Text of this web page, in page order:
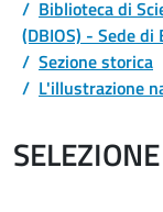
Biblioteca di
(DBIOS) - Sede
Sezione storica
L'illustrazione